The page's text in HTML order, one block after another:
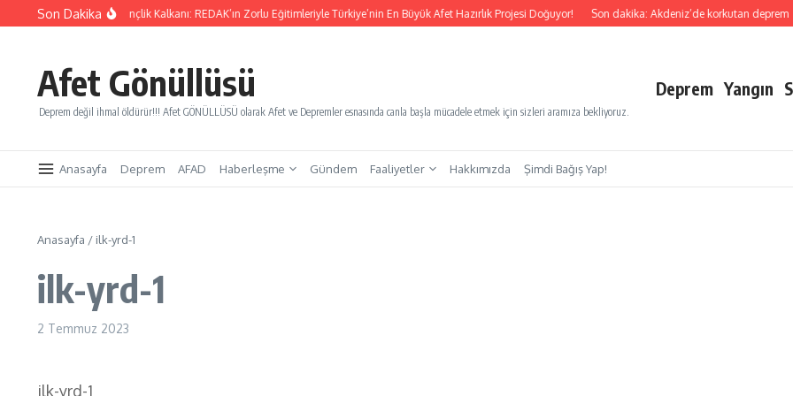
İçeriğe atlaSon Dakika
Yarınları Kurtaracak Gençlik Kalkanı: REDAK’ın Zorlu Eğitimleriyle Türkiye’nin En Büyük Afet Hazırlık Projesi Doğuyor! Son dakika: Akdeniz’de korkutan deprem
Afet Gönüllüsü
Deprem değil ihmal öldürür!!! Afet GÖNÜLLÜSÜ olarak Afet ve Depremler esnasında canla başla mücadele etmek için sizleri aramıza bekliyoruz.
Deprem Yangın
Anasayfa Deprem AFAD Haberleşme Gündem Faaliyetler Hakkımızda Şimdi Bağış Yap!
Anasayfa / ilk-yrd-1
ilk-yrd-1
2 Temmuz 2023
ilk-yrd-1